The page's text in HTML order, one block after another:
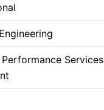
Performance Services